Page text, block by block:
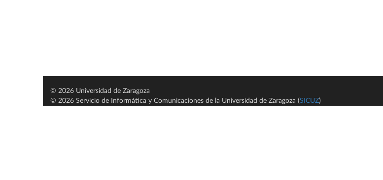
© 2026 Universidad de Zaragoza
© 2026 Servicio de Informática y Comunicaciones de la Universidad de Zaragoza (SICUZ)